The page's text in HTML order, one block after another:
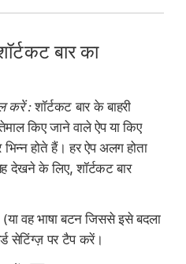
बार का
करें :शॉर्टकट बार के बाहरी
किए जाने वाले ऐप या किए
होते हैं। हर ऐप अलग होता
के लिए, शॉर्टकट बार
(या वह भाषा बटन जिससे इसे बदला
सेटिंग्ज़ पर टैप करें।